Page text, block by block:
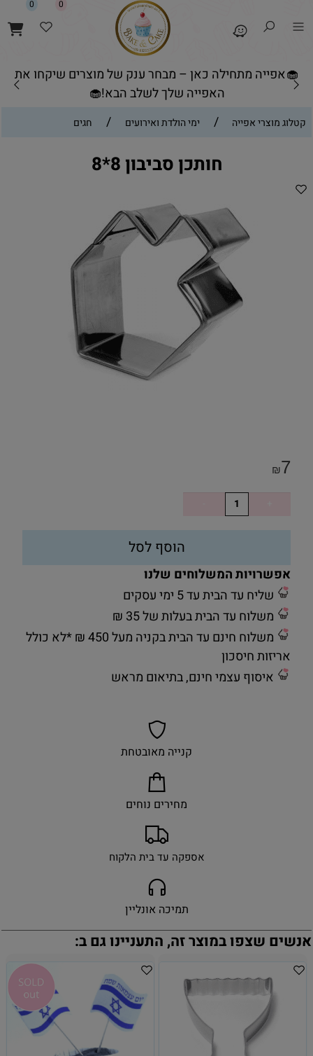
🧁אפייה מתחילה כאן – מבחר ענק של מוצרים שיקחו את
האפייה שלך לשלב הבא!🧁
0 0
קטלוג מוצרי אפייה / ימי הולדת ואירועים / חגים
חותכן סביבון 8*8
₪7
הוסף לסל
אפשרויות המשלוחים שלנו
שליח עד הבית עד 5 ימי עסקים
משלוח עד הבית בעלות של 35 ₪
משלוח חינם עד הבית בקניה מעל 450 ₪ *לא כולל
אריזות חיסכון
איסוף עצמי חינם, בתיאום מראש
קנייה מאובטחת
מחירים נוחים
אספקה עד בית הלקוח
תמיכה אונליין
אנשים שצפו במוצר זה, התעניינו גם ב: